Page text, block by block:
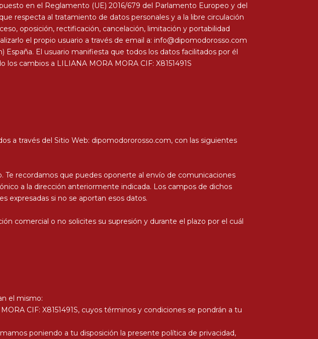
en el Reglamento (UE) 2016/679 del Parlamento Europeo y del
respecta al tratamiento de datos personales y a la libre circulación
oposición, rectificación, cancelación, limitación y portabilidad
el propio usuario a través de email a: info@dipomodorosso.com
España. El usuario manifiesta que todos los datos facilitados por él
cambios a LILIANA MORA MORA CIF: X8151491S
a través del Sitio Web: dipomodororosso.com, con las siguientes
Te recordamos que puedes oponerte al envío de comunicaciones
a la dirección anteriormente indicada. Los campos de dichos
expresadas si no se aportan esos datos.
comercial o no solicites su supresión y durante el plazo por el cuál
el mismo:
CIF: X8151491S, cuyos términos y condiciones se pondrán a tu
poniendo a tu disposición la presente política de privacidad,